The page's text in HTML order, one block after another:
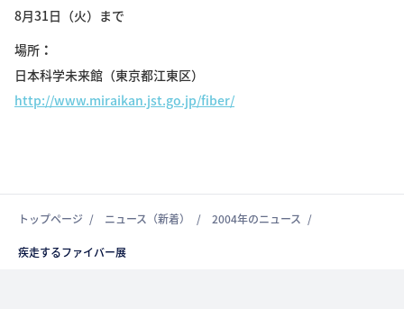
8月31日（火）まで
場所
日本科学未来館（東京都江東区）
http://www.miraikan.jst.go.jp/fiber/
トップページ ニュース（新着） 2004年のニュース
疾走するファイバー展